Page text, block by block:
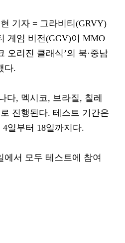
기자 = 그라비티(GRVY)
게임 비전(GGV)이 MMO
오리진 클래식’의 북·중남
다.
다, 멕시코, 브라질, 칠레
진행된다. 테스트 기간은
일부터 18일까지다.
에서 모두 테스트에 참여